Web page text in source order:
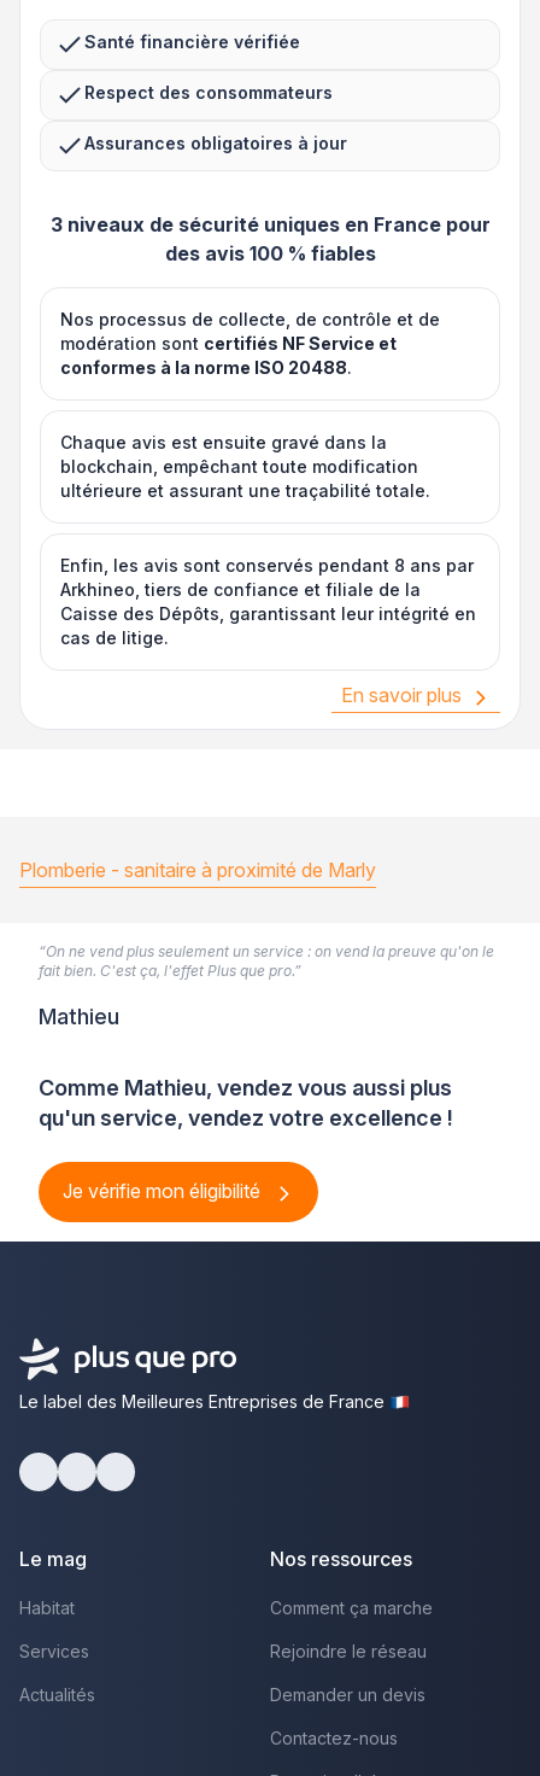
Santé financière vérifiée
Respect des consommateurs
Assurances obligatoires à jour
3 niveaux de sécurité uniques en France pour
des avis 100 % fiables
Nos processus de collecte, de contrôle et de
modération sont certifiés NF Service et
conformes à la norme ISO 20488.
Chaque avis est ensuite gravé dans la
blockchain, empêchant toute modification
ultérieure et assurant une traçabilité totale.
Enfin, les avis sont conservés pendant 8 ans par
Arkhineo, tiers de confiance et filiale de la
Caisse des Dépôts, garantissant leur intégrité en
cas de litige.
En savoir plus
Plomberie - sanitaire à proximité de Marly
Comme Mathieu, vendez vous aussi plus
qu'un service, vendez votre excellence !
Je vérifie mon éligibilité
“On ne vend plus seulement un service : on vend la preuve qu'on le
fait bien. C'est ça, l'effet Plus que pro.”
Mathieu
Le label des Meilleures Entreprises de France
Le mag
Habitat
Services
Actualités
Nos ressources
Comment ça marche
Rejoindre le réseau
Demander un devis
Contactez-nous